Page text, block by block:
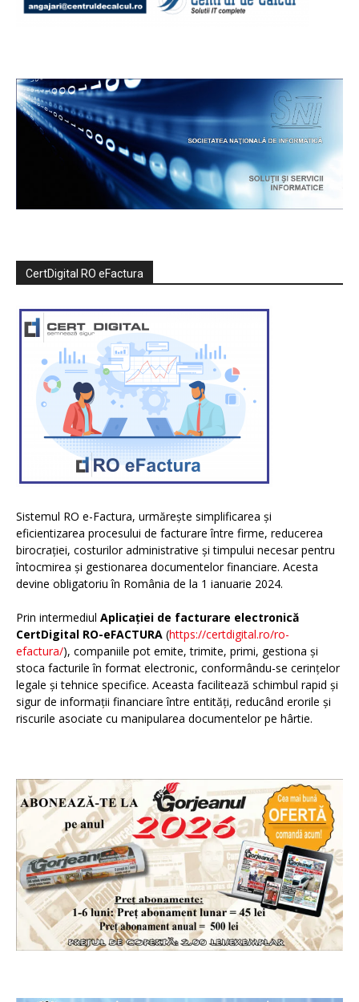
CertDigital RO eFactura
Sistemul RO e-Factura, urmărește simplificarea și
eficientizarea procesului de facturare între firme, reducerea
birocrației, costurilor administrative și timpului necesar pentru
întocmirea și gestionarea documentelor financiare. Acesta
devine obligatoriu în România de la 1 ianuarie 2024.
Prin intermediul Aplicației de facturare electronică
CertDigital RO-eFACTURA (https://certdigital.ro/ro-
efactura/), companiile pot emite, trimite, primi, gestiona și
stoca facturile în format electronic, conformându-se cerințelor
legale și tehnice specifice. Aceasta facilitează schimbul rapid și
sigur de informații financiare între entități, reducând erorile și
riscurile asociate cu manipularea documentelor pe hârtie.